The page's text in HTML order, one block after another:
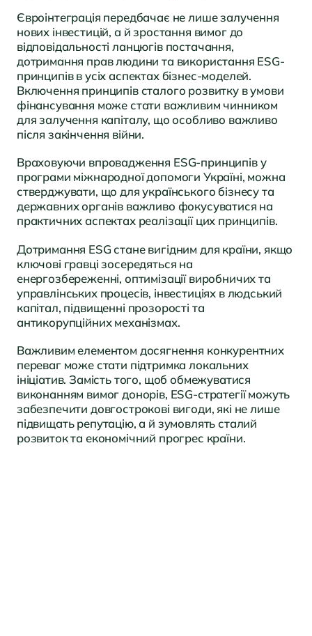
Євроінтеграція передбачає не лише залучення
нових інвестицій, а й зростання вимог до
відповідальності ланцюгів постачання,
дотримання прав людини та використання ESG-
принципів в усіх аспектах бізнес-моделей.
Включення принципів сталого розвитку в умови
фінансування може стати важливим чинником
для залучення капіталу, що особливо важливо
після закінчення війни.
Враховуючи впровадження ESG-принципів у
програми міжнародної допомоги Україні, можна
стверджувати, що для українського бізнесу та
державних органів важливо фокусуватися на
практичних аспектах реалізації цих принципів.
Дотримання ESG стане вигідним для країни, якщо
ключові гравці зосередяться на
енергозбереженні, оптимізації виробничих та
управлінських процесів, інвестиціях в людський
капітал, підвищенні прозорості та
антикорупційних механізмах.
Важливим елементом досягнення конкурентних
переваг може стати підтримка локальних
ініціатив. Замість того, щоб обмежуватися
виконанням вимог донорів, ESG-стратегії можуть
забезпечити довгострокові вигоди, які не лише
підвищать репутацію, а й зумовлять сталий
розвиток та економічний прогрес країни.